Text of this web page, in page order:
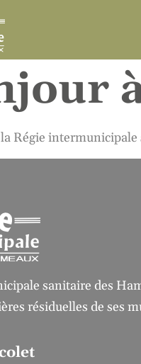
Régie
sanitaire des
résiduelles de ses